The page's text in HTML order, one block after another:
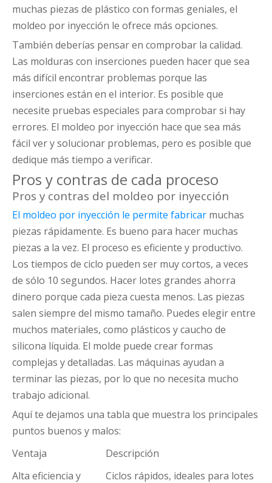
muchas piezas de plástico con formas geniales, el
moldeo por inyección le ofrece más opciones.
También deberías pensar en comprobar la calidad.
Las molduras con inserciones pueden hacer que sea
más difícil encontrar problemas porque las
inserciones están en el interior. Es posible que
necesite pruebas especiales para comprobar si hay
errores. El moldeo por inyección hace que sea más
fácil ver y solucionar problemas, pero es posible que
dedique más tiempo a verificar.
Pros y contras de cada proceso
Pros y contras del moldeo por inyección
El moldeo por inyección le permite fabricar muchas
piezas rápidamente. Es bueno para hacer muchas
piezas a la vez. El proceso es eficiente y productivo.
Los tiempos de ciclo pueden ser muy cortos, a veces
de sólo 10 segundos. Hacer lotes grandes ahorra
dinero porque cada pieza cuesta menos. Las piezas
salen siempre del mismo tamaño. Puedes elegir entre
muchos materiales, como plásticos y caucho de
silicona líquida. El molde puede crear formas
complejas y detalladas. Las máquinas ayudan a
terminar las piezas, por lo que no necesita mucho
trabajo adicional.
Aquí te dejamos una tabla que muestra los principales
puntos buenos y malos:
Ventaja
Descripción
Alta eficiencia y
Ciclos rápidos, ideales para lotes